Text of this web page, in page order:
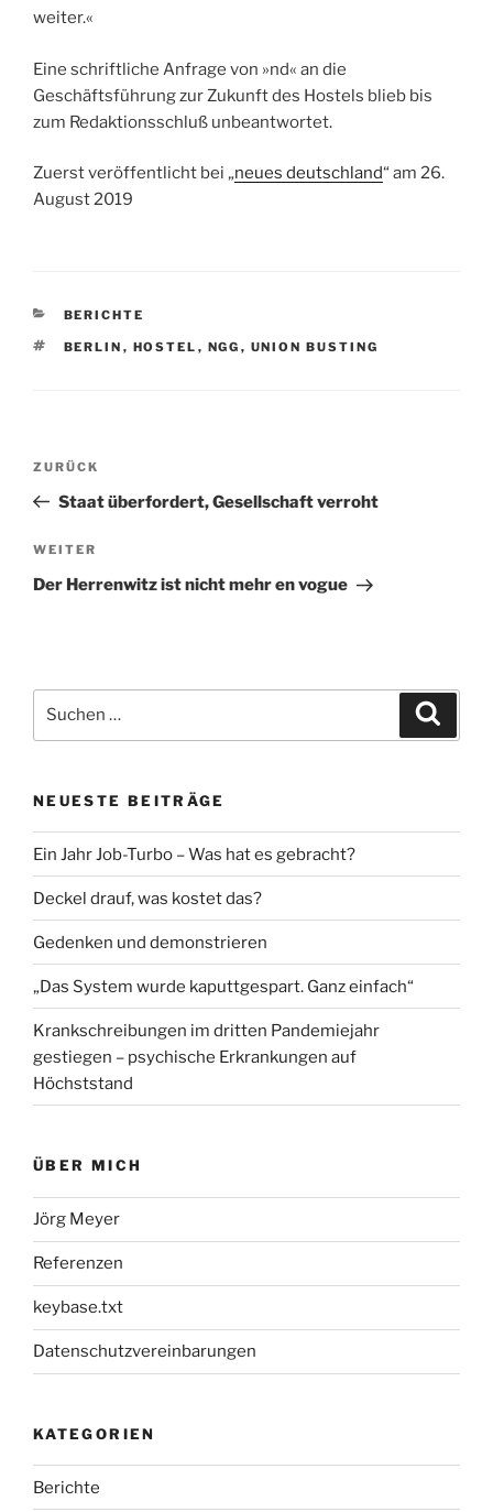
weiter.«
Eine schriftliche Anfrage von »nd« an die
Geschäftsführung zur Zukunft des Hostels blieb bis
zum Redaktionsschluß unbeantwortet.
Zuerst veröffentlicht bei „neues deutschland“ am 26.
August 2019
KATEGORIEN
BERICHTE
SCHLAGWÖRTER
BERLIN , HOSTEL , NGG , UNION BUSTING
Beitrags-
Vorheriger
Beitrag
ZURÜCK
Staat überfordert, Gesellschaft verroht
Nächster
Beitrag
WEITER
Der Herrenwitz ist nicht mehr en vogue
nach:
NEUESTE BEITRÄGE
Ein Jahr Job-Turbo – Was hat es gebracht?
Deckel drauf, was kostet das?
Gedenken und demonstrieren
„Das System wurde kaputtgespart. Ganz einfach“
Krankschreibungen im dritten Pandemiejahr
gestiegen – psychische Erkrankungen auf
Höchststand
ÜBER MICH
Jörg Meyer
Referenzen
keybase.txt
Datenschutzvereinbarungen
KATEGORIEN
Berichte